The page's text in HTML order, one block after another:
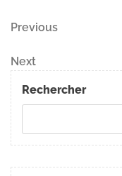
Navigation
de
l’article
Previous
Previous
Next
Post
Next
Rechercher